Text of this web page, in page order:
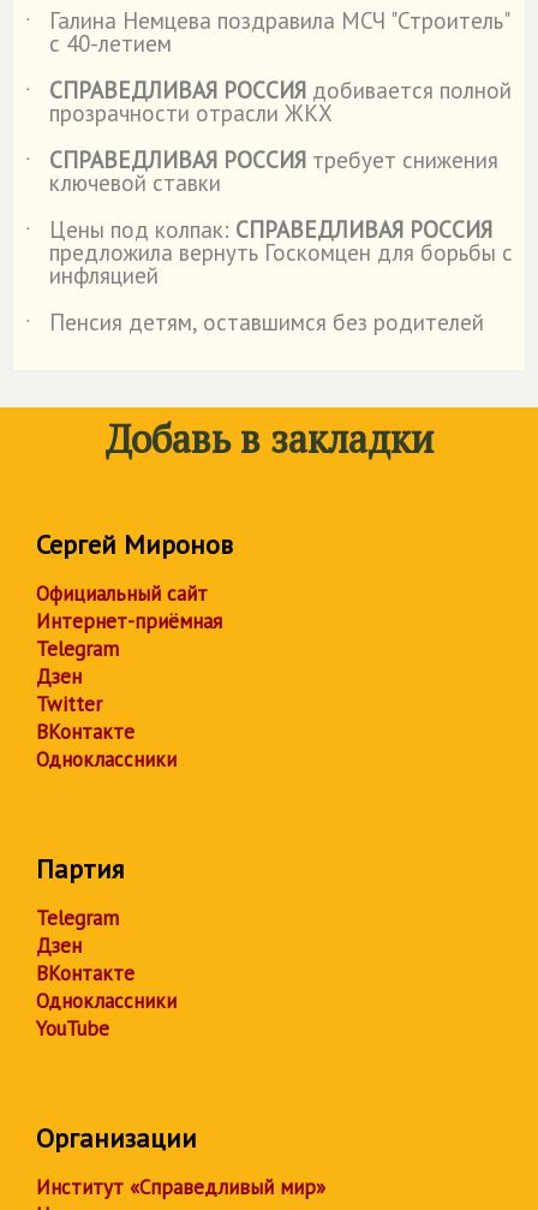
˙ Галина Немцева поздравила МСЧ "Строитель"
с 40-летием
˙
СПРАВЕДЛИВАЯ РОССИЯ добивается полной
прозрачности отрасли ЖКХ
˙
СПРАВЕДЛИВАЯ РОССИЯ требует снижения
ключевой ставки
˙
Цены под колпак: СПРАВЕДЛИВАЯ РОССИЯ
предложила вернуть Госкомцен для борьбы с
инфляцией
˙
Пенсия детям, оставшимся без родителей
Добавь в закладки
Сергей Миронов
Официальный сайт
Интернет-приёмная
Telegram
Дзен
Twitter
ВКонтакте
Одноклассники
Партия
Telegram
Дзен
ВКонтакте
Одноклассники
YouTube
Организации
Институт «Справедливый мир»